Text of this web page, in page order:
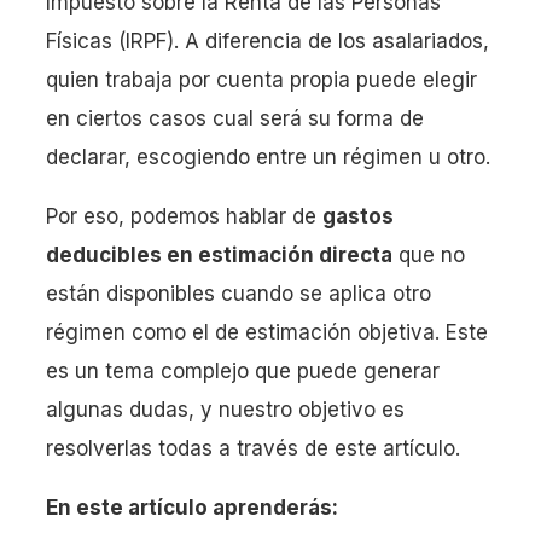
Físicas (IRPF). A diferencia de los asalariados,
quien trabaja por cuenta propia puede elegir
en ciertos casos cual será su forma de
declarar, escogiendo entre un régimen u otro.
Por eso, podemos hablar de gastos
deducibles en estimación directa que no
están disponibles cuando se aplica otro
régimen como el de estimación objetiva. Este
es un tema complejo que puede generar
algunas dudas, y nuestro objetivo es
resolverlas todas a través de este artículo.
En este artículo aprenderás: